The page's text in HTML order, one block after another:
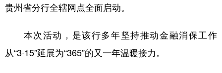
黔南 黔西南
地方频道
贵州省分行全辖网点全面启动。
本次活动，是该行多年坚持推动金融消保工作
从“3·15”延展为“365”的又一年温暖接力。